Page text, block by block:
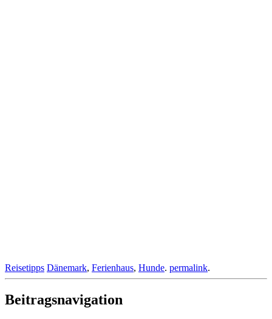
Reisetipps Dänemark, Ferienhaus, Hunde. permalink.
Beitragsnavigation